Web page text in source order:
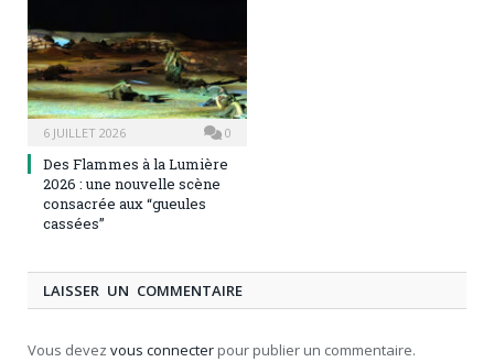
6 JUILLET 2026 0
Des Flammes à la Lumière
2026 : une nouvelle scène
consacrée aux “gueules
cassées”
LAISSER UN COMMENTAIRE
Vous devez vous connecter pour publier un commentaire.